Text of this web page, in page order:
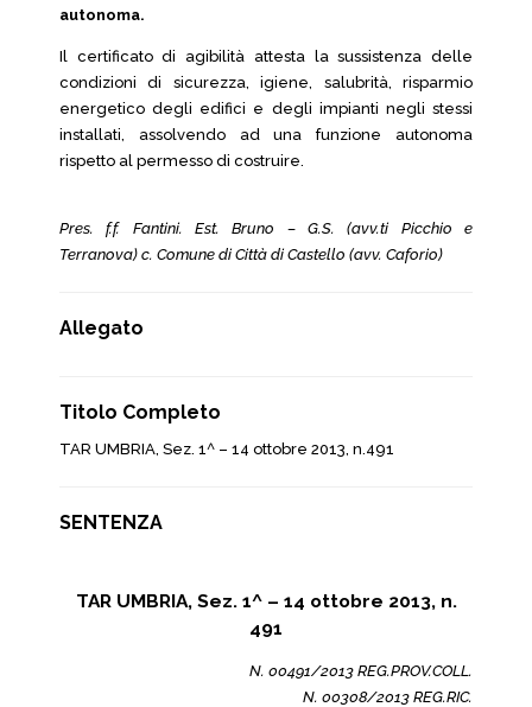
autonoma.
Il certificato di agibilità attesta la sussistenza delle
condizioni di sicurezza, igiene, salubrità, risparmio
energetico degli edifici e degli impianti negli stessi
installati, assolvendo ad una funzione autonoma
rispetto al permesso di costruire.
Pres. f.f. Fantini. Est. Bruno – G.S. (avv.ti Picchio e
Terranova) c. Comune di Città di Castello (avv. Caforio)
Allegato
Titolo Completo
TAR UMBRIA, Sez. 1^ – 14 ottobre 2013, n.491
SENTENZA
TAR UMBRIA, Sez. 1^ – 14 ottobre 2013, n.
491
N. 00491/2013 REG.PROV.COLL.
N. 00308/2013 REG.RIC.